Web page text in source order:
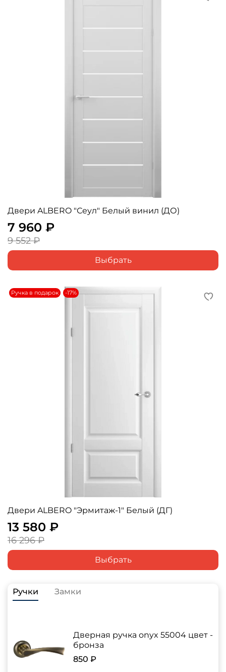
Двери ALBERO "Сеул" Белый винил (ДО)
7 960 ₽
9 552 ₽
Выбрать
Ручка в подарок -17%
Двери ALBERO "Эрмитаж-1" Белый (ДГ)
13 580 ₽
16 296 ₽
Выбрать
Ручки Замки
Дверная ручка onyx 55004 цвет -
бронза
850 ₽